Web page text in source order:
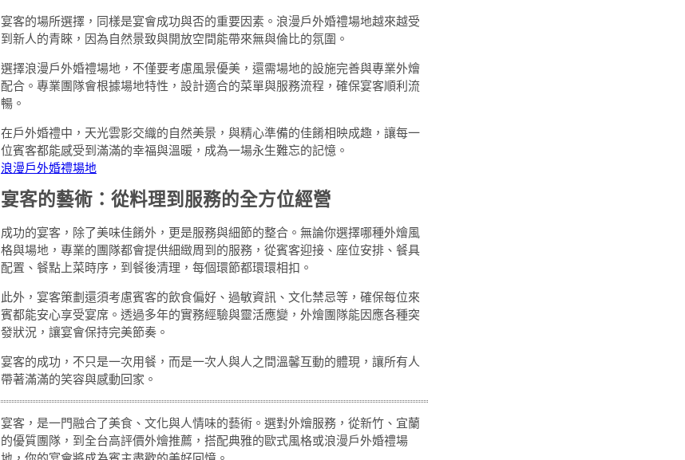
宴客的場所選擇，同樣是宴會成功與否的重要因素。浪漫戶外婚禮場地越來越受
到新人的青睞，因為自然景致與開放空間能帶來無與倫比的氛圍。
選擇浪漫戶外婚禮場地，不僅要考慮風景優美，還需場地的設施完善與專業外燴
配合。專業團隊會根據場地特性，設計適合的菜單與服務流程，確保宴客順利流
暢。
在戶外婚禮中，天光雲影交織的自然美景，與精心準備的佳餚相映成趣，讓每一
位賓客都能感受到滿滿的幸福與溫暖，成為一場永生難忘的記憶。
浪漫戶外婚禮場地
宴客的藝術：從料理到服務的全方位經營
成功的宴客，除了美味佳餚外，更是服務與細節的整合。無論你選擇哪種外燴風
格與場地，專業的團隊都會提供細緻周到的服務，從賓客迎接、座位安排、餐具
配置、餐點上菜時序，到餐後清理，每個環節都環環相扣。
此外，宴客策劃還須考慮賓客的飲食偏好、過敏資訊、文化禁忌等，確保每位來
賓都能安心享受宴席。透過多年的實務經驗與靈活應變，外燴團隊能因應各種突
發狀況，讓宴會保持完美節奏。
宴客的成功，不只是一次用餐，而是一次人與人之間溫馨互動的體現，讓所有人
帶著滿滿的笑容與感動回家。
宴客，是一門融合了美食、文化與人情味的藝術。選對外燴服務，從新竹、宜蘭
的優質團隊，到全台高評價外燴推薦，搭配典雅的歐式風格或浪漫戶外婚禮場